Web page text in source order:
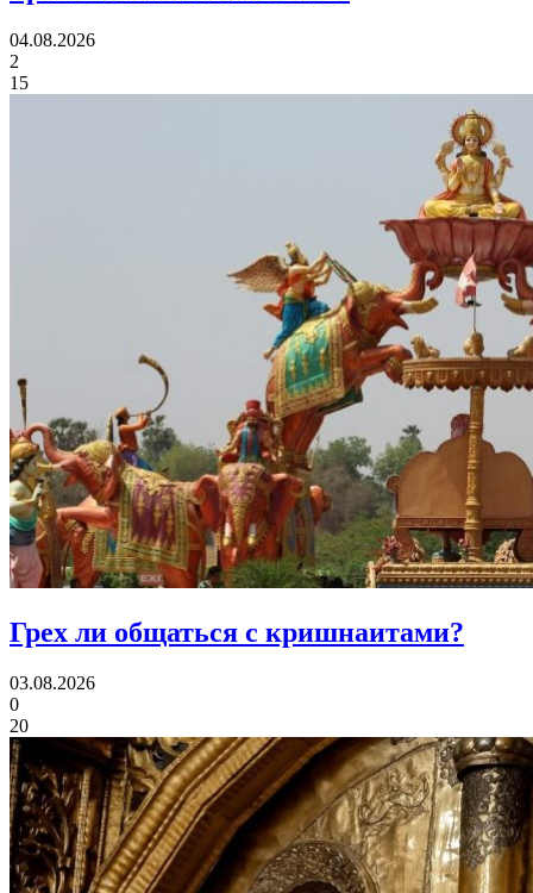
04.08.2026
2
15
Грех ли общаться с кришнаитами?
03.08.2026
0
20